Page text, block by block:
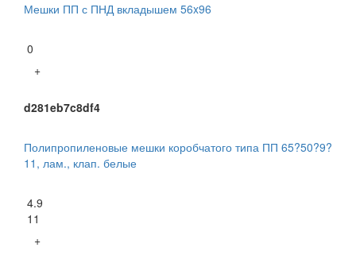
Мешки ПП с ПНД вкладышем 56x96
0
+
d281eb7c8df4
Полипропиленовые мешки коробчатого типа ПП 65?50?9?
11, лам., клап. белые
4.9
11
+